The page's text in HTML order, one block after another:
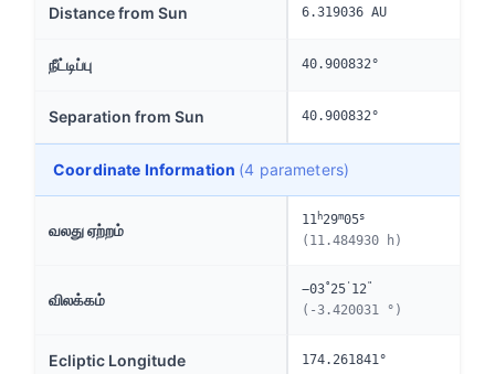
Distance from Sun 6.319036 AU
நீட்டிப்பு 40.900832°
Separation from Sun 40.900832°
Coordinate Information (4 parameters)
வலது ஏற்றம்
11h29m05s
(11.484930 h)
விலக்கம்
−03° 25 ' 12"
(-3.420031 °)
Ecliptic Longitude 174.261841°